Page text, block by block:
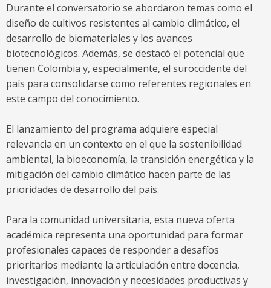
Durante el conversatorio se abordaron temas como el
diseño de cultivos resistentes al cambio climático, el
desarrollo de biomateriales y los avances
biotecnológicos. Además, se destacó el potencial que
tienen Colombia y, especialmente, el suroccidente del
país para consolidarse como referentes regionales en
este campo del conocimiento.
El lanzamiento del programa adquiere especial
relevancia en un contexto en el que la sostenibilidad
ambiental, la bioeconomía, la transición energética y la
mitigación del cambio climático hacen parte de las
prioridades de desarrollo del país.
Para la comunidad universitaria, esta nueva oferta
académica representa una oportunidad para formar
profesionales capaces de responder a desafíos
prioritarios mediante la articulación entre docencia,
investigación, innovación y necesidades productivas y